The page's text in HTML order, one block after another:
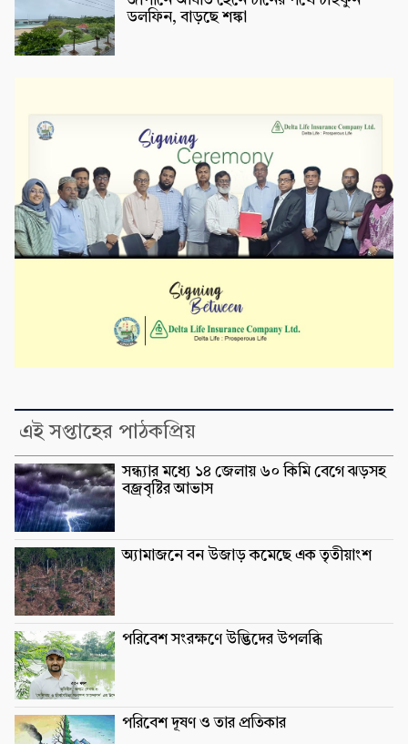
ডলফিন, বাড়ছে শঙ্কা
এই সপ্তাহের পাঠকপ্রিয়
সন্ধ্যার মধ্যে ১৪ জেলায় ৬০ কিমি বেগে ঝড়সহ
বজ্রবৃষ্টির আভাস
অ্যামাজনে বন উজাড় কমেছে এক তৃতীয়াংশ
পরিবেশ সংরক্ষণে উদ্ভিদের উপলব্ধি
পরিবেশ দূষণ ও তার প্রতিকার